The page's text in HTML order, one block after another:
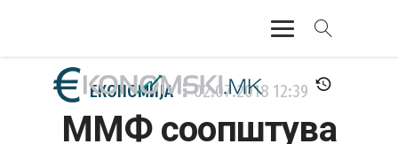
АКТУЕЛНО
ЕКОНОМИЈА
ЕКОНОМИЈА 02.07.2018 12:39
ММФ соопштува